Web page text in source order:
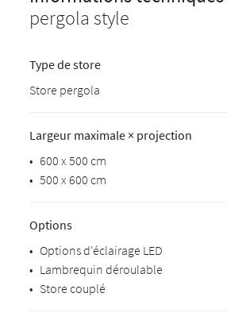
pergola style
Type de store
Store pergola
Largeur maximale × projection
• 600 x 500 cm
• 500 x 600 cm
Options
• Options d'éclairage LED
• Lambrequin déroulable
• Store couplé